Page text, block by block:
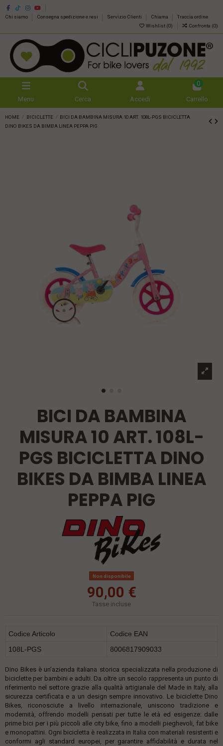
Chi siamo Consegna spedizione e resi Servizio Clienti Chiama
Traccia ordine
Wishlist (0) Confronta (0)
Menu Cerca Accedi
0
Carrello
HOME BICICLETTE
BICI DA BAMBINA MISURA 10 ART. 108L-PGS BICICLETTA
DINO BIKES DA BIMBA LINEA PEPPA PIG
BICI DA BAMBINA
MISURA 10 ART. 108L-
PGS BICICLETTA DINO
BIKES DA BIMBA LINEA
PEPPA PIG
Non disponibile
90,00 €
Tasse incluse
Codice Articolo
Codice EAN
108L-PGS
8006817909033
Dino Bikes è un’azienda italiana storica specializzata nella produzione di
biciclette per bambini e adulti. Da oltre un secolo rappresenta un punto di
riferimento nel settore grazie alla qualità artigianale del Made in Italy, alla
sicurezza certificata e a un design sempre innovativo. Le biciclette Dino
Bikes, riconosciute a livello internazionale, uniscono tradizione e
modernità, offrendo modelli pensati per tutte le età ed esigenze: dalle
prime bici per i più piccoli alle city bike, fino a modelli pieghevoli, fat bike
e monopattini. Ogni bicicletta è realizzata in Italia con materiali resistenti e
conformi agli standard europei, per garantire affidabilità e durata nel